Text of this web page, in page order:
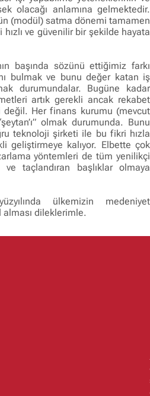
olacağı anlamına gelmektedir.
(modül) satma dönemi tamamen
ve güvenilir bir şekilde hayata
başında sözünü ettiğimiz farkı
bulmak ve bunu değer katan iş
durumundalar. Bugüne kadar
artık gerekli ancak rekabet
değil. Her finans kurumu (mevcut
olmak durumunda. Bunu
teknoloji şirketi ile bu fikri hızla
geliştirmeye kalıyor. Elbette çok
yöntemleri de tüm yenilikçi
taçlandıran başlıklar olmaya
ülkemizin medeniyet
alması dileklerimle.
r